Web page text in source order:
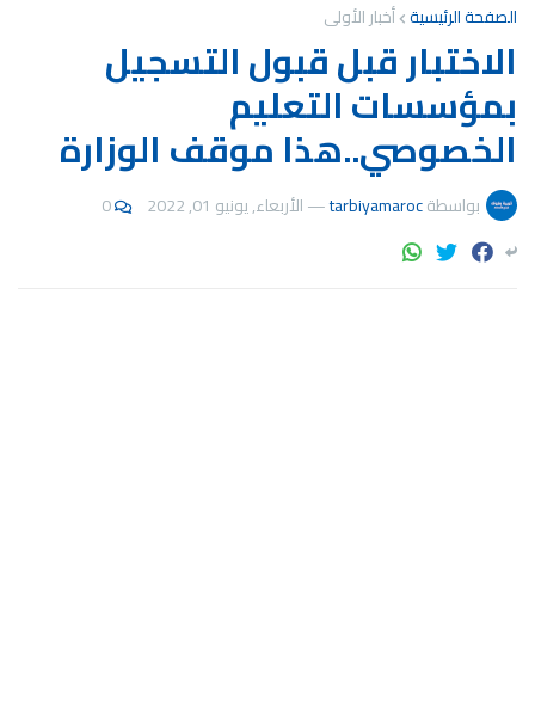
الصفحة الرئيسية أخبار الأولى
الاختبار قبل قبول التسجيل
بمؤسسات التعليم
الخصوصي..هذا موقف الوزارة
بواسطةtarbiyamaroc
—الأربعاء, يونيو 01, 2022 0